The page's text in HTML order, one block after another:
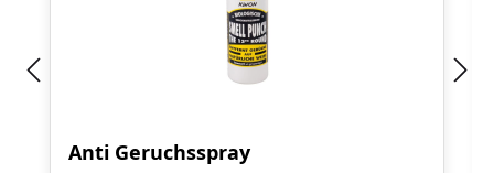
Anti Geruchsspray